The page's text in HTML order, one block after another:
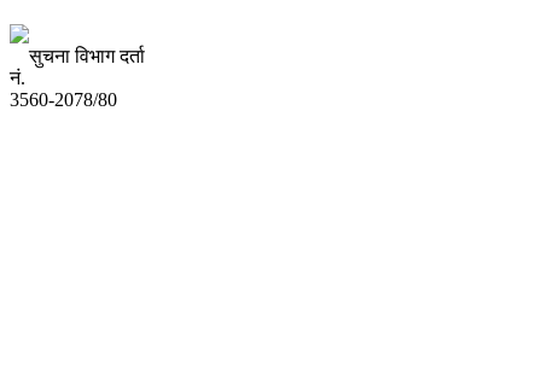
सुचना विभाग दर्ता
नं.
3560-2078/80